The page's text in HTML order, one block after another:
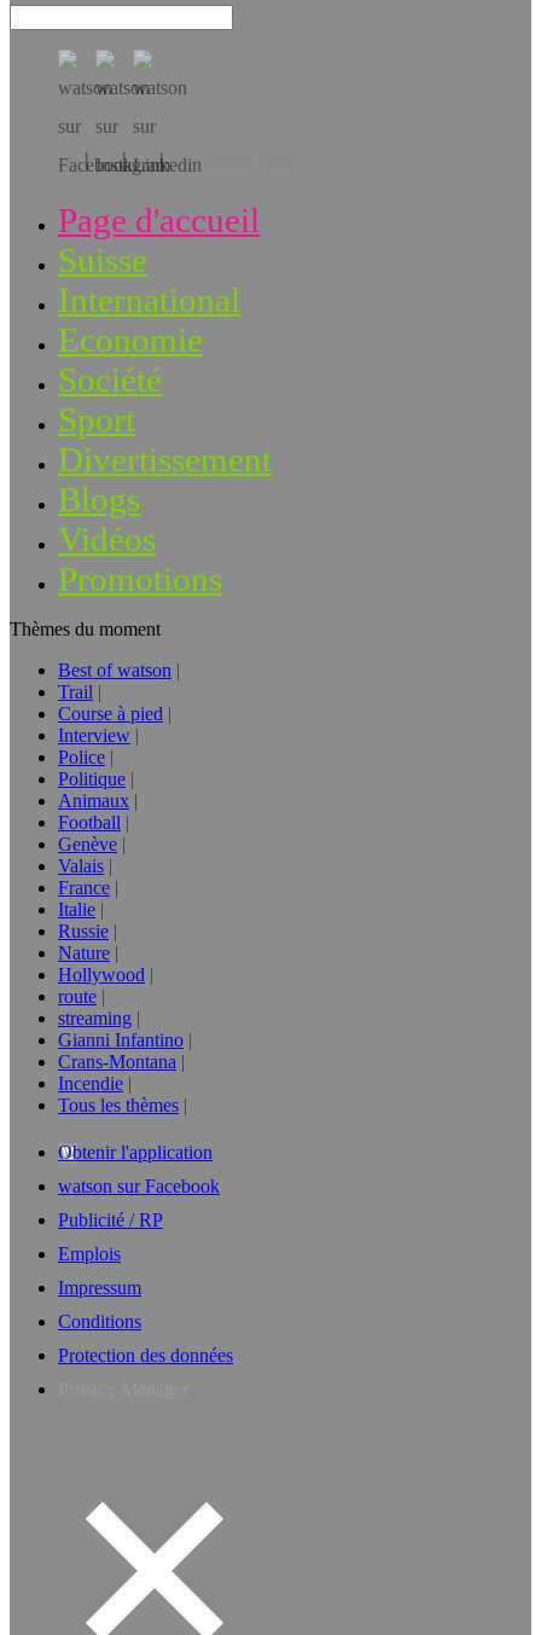
Téléchargez l’app!
Page d'accueil
Suisse
International
Economie
Société
Sport
Divertissement
Blogs
Vidéos
Promotions
Thèmes du moment
Best of watson
Trail
Course à pied
Interview
Police
Politique
Animaux
Football
Genève
Valais
France
Italie
Russie
Nature
Hollywood
route
streaming
Gianni Infantino
Crans-Montana
Incendie
Tous les thèmes
Obtenir l'application
watson sur Facebook
Publicité / RP
Emplois
Impressum
Conditions
Protection des données